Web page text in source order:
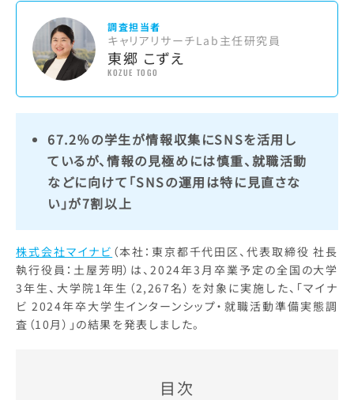
調査担当者
キャリアリサーチLab主任研究員
東郷 こずえ
KOZUE TOGO
67.2％の学生が情報収集にSNSを活用し
ているが、情報の見極めには慎重、就職活動
などに向けて「SNSの運用は特に見直さな
い」が7割以上
株式会社マイナビ （本社：東京都千代田区、代表取締役 社長
執行役員：土屋芳明）は、2024年3月卒業予定の全国の大学
3年生、大学院1年生（2,267名）を対象に実施した、「マイナ
ビ 2024年卒大学生インターンシップ・就職活動準備実態調
査（10月）」の結果を発表しました。
目次